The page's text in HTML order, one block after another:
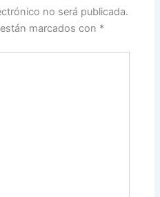
no será publicada.
marcados con *